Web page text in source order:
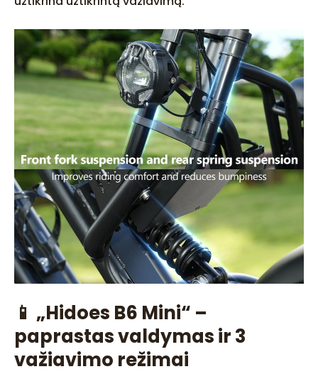
📱 „Hidoes B6 Mini“ –
paprastas valdymas ir 3
važiavimo režimai